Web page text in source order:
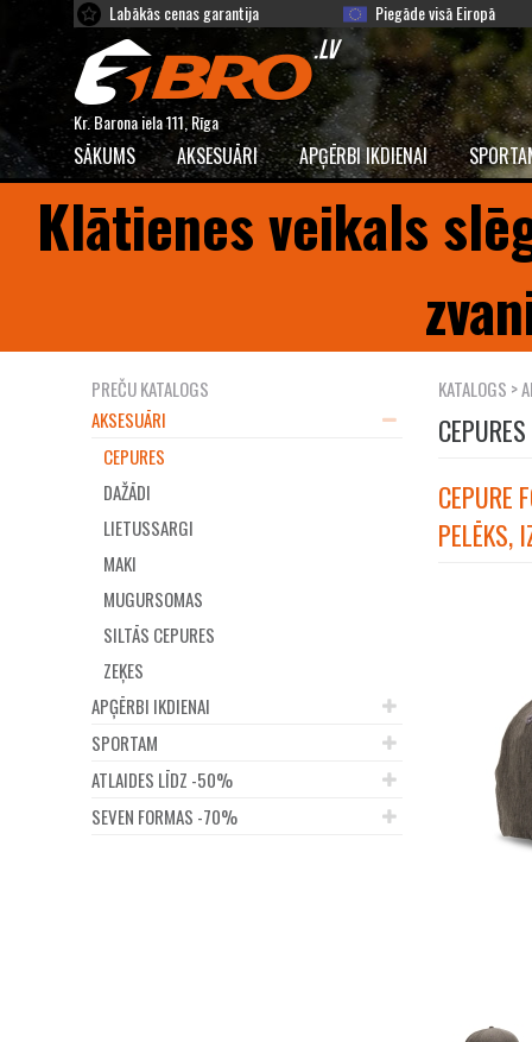
Labākās cenas garantija Piegāde visā Eiropā
Kr. Barona iela 111, Rīga
SĀKUMS AKSESUĀRI APĢĒRBI IKDIENAI
Klātienes veikals
PREČU KATALOGS
AKSESUĀRI
CEPURES
DAŽĀDI
LIETUSSARGI
MAKI
MUGURSOMAS
SILTĀS CEPURES
ZEĶES
APĢĒRBI IKDIENAI
SPORTAM
ATLAIDES LĪDZ -50%
SEVEN FORMAS -70%
KATALOGS >
CEPURES
CEPURE
PELĒKS,